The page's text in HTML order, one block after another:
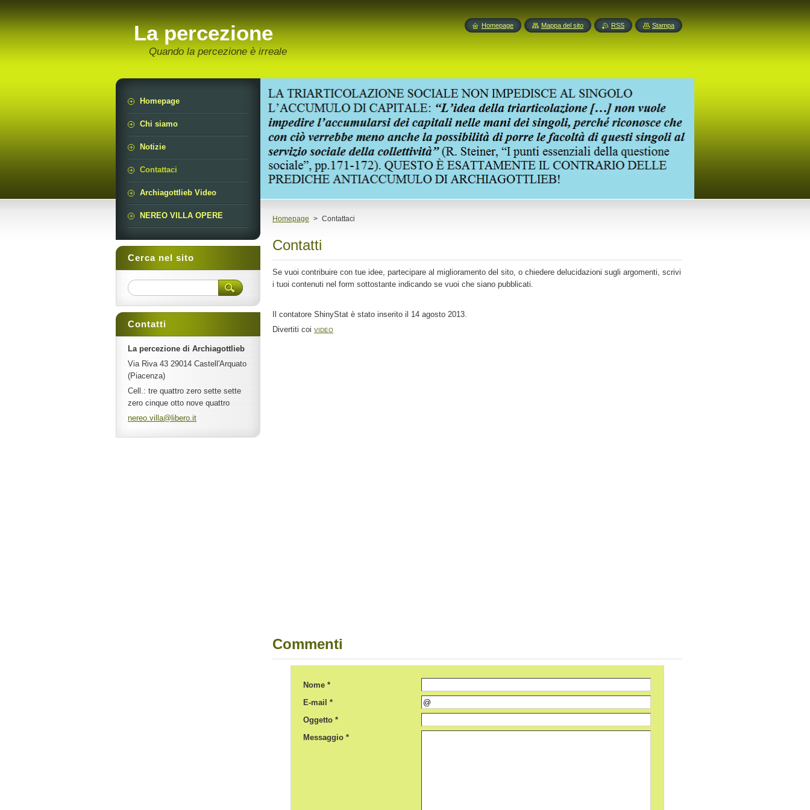
La percezione
Quando la percezione è irreale
Homepage > Contattaci
Contatti
Se vuoi contribuire con tue idee, partecipare al miglioramento del sito, o chiedere delucidazioni sugli argomenti, scrivi
i tuoi contenuti nel form sottostante indicando se vuoi che siano pubblicati.
Il contatore ShinyStat è stato inserito il 14 agosto 2013.
Divertiti coi VIDEO
Commenti
Nome *
E-mail *
Oggetto *
Messaggio *
Homepage
Chi siamo
Notizie
Contattaci
Archiagottlieb Video
NEREO VILLA OPERE
Cerca nel sito
Contatti
La percezione di Archiagottlieb
Via Riva 43 29014 Castell'Arquato
(Piacenza)
Cell.: tre quattro zero sette sette
zero cinque otto nove quattro
nereo.vi lla@libero.it
Homepage Mappa del sito RSS Stampa